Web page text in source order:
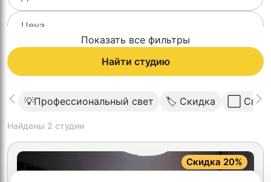
Показать все фильтры
Найти студию
💡Профессиональный свет 🏷 Скидка ⬜️
Найдены 2 студии
Скидка 20%